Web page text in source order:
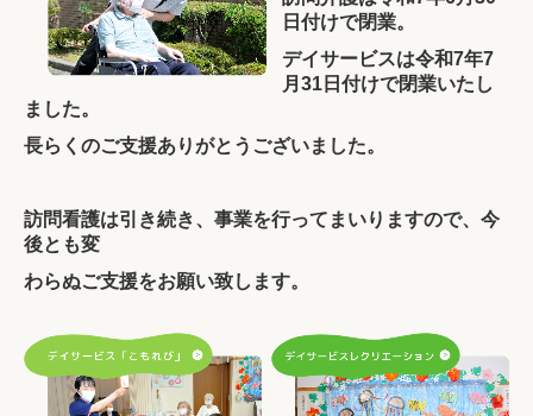
日付けで閉業。
デイサービスは令和7年7
月31日付けで閉業いたし
ました。
長らくのご支援ありがとうございました。
訪問看護は引き続き、事業を行ってまいりますので、今
後とも変
わらぬご支援をお願い致します。